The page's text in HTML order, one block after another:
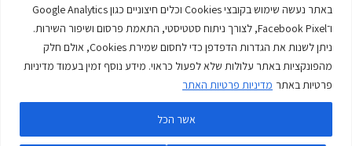
באתר נעשה שימוש בקובצי Cookies וכלים חיצוניים כגון Google Analytics
ו־Facebook Pixel, לצורך ניתוח סטטיסטי, התאמת פרסום ושיפור השירות.
ניתן לשנות את הגדרות הדפדפן כדי לחסום שמירת Cookies, אולם חלק
מהפונקציות באתר עלולות שלא לפעול כראוי. מידע נוסף זמין בעמוד מדיניות
פרטיות באתר מדיניות פרטיות האתר
אשר הכל
מרום הגליל
יצירת קשר
מדיניות פרטיות באתר